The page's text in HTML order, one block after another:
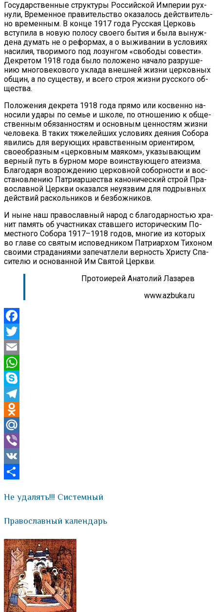
Го­судар­ствен­ные струк­ту­ры Рос­сий­ской Им­пе­рии рух­
ну­ли, Вре­мен­ное пра­ви­тель­ство ока­за­лось дей­стви­тель­
но вре­мен­ным. В кон­це 1917 го­да Рус­ская Цер­ковь
всту­пи­ла в но­вую по­ло­су сво­е­го бы­тия и бы­ла вы­нуж­
де­на ду­мать не о ре­фор­мах, а о вы­жи­ва­нии в усло­ви­ях
на­си­лия, тво­ри­мо­го под ло­зун­гом «сво­бо­ды со­ве­сти».
Де­кре­том 1918 го­да бы­ло по­ло­же­но на­ча­ло раз­ру­ше­
нию мно­го­ве­ко­во­го укла­да внеш­ней жиз­ни цер­ков­ных
об­щин, а по су­ще­ству, и все­го строя жиз­ни рус­ско­го об­
ще­ства.
По­ло­же­ния де­кре­та 1918 го­да пря­мо или кос­вен­но на­
но­си­ли уда­ры по се­мье и шко­ле, по от­но­ше­нию к об­ще­
ствен­ным обя­зан­но­стям и ос­нов­ным цен­но­стям жиз­ни
че­ло­ве­ка. В та­ких тя­же­лей­ших усло­ви­ях де­я­ния Со­бо­ра
яви­лись для ве­ру­ю­щих нрав­ствен­ным ори­ен­ти­ром,
свое­об­раз­ным «цер­ков­ным ма­я­ком», ука­зы­ва­ю­щим
вер­ный путь в бур­ном мо­ре во­ин­ству­ю­ще­го ате­из­ма.
Бла­го­да­ря воз­рож­де­нию цер­ков­ной со­бор­но­сти и вос­
ста­нов­ле­нию Пат­ри­ар­ше­ства ка­но­ни­че­ский строй Пра­
во­слав­ной Церк­ви ока­зал­ся неуяз­вим для под­рыв­ных
дей­ствий рас­коль­ни­ков и без­бож­ни­ков.
И ныне наш пра­во­слав­ный на­род с бла­го­дар­но­стью хра­
нит па­мять об участ­ни­ках став­ше­го ис­то­ри­че­ским По­
мест­но­го Со­бо­ра 1917–1918 го­дов, мно­гие из ко­то­рых
во гла­ве со свя­тым ис­по­вед­ни­ком Пат­ри­ар­хом Ти­хо­ном
сво­и­ми стра­да­ни­я­ми за­пе­чат­ле­ли вер­ность Хри­сту Спа­
си­те­лю и ос­но­ван­ной Им Свя­той Церк­ви.
Протоиерей Анатолий Лазарев
www.azbuka.ru
Facebook
Twitter
Email
WhatsApp
Skype
Telegram
Odnoklassniki
Mail.Ru
Viber
VK
Не удалять!!! Системный
Православный календарь